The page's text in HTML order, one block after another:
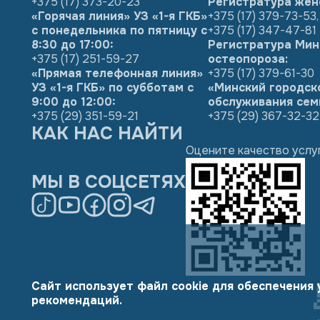
«Горячая линия» УЗ «1-я ГКБ»
с понедельника по пятницу с
8:30 до 17:00:
+375 (17) 251-59-27
«Прямая телефонная линия»
УЗ «1-я ГКБ» по субботам с
9:00 до 12:00:
+375 (29) 351-59-21
+375 (17) 379-73-53,
+375 (17) 347-47-81
Регистратура
остеопороза:
+375 (17) 379-61-30
«Минский
обслуживания
+375 (29) 367-32-32
КАК НАС НАЙТИ
МЫ В СОЦСЕТЯХ
Оцените качество
Сайт использует файл cookie для
рекомендаций.